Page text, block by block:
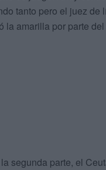
tanto pero el juez
la amarilla por parte
segunda parte, el